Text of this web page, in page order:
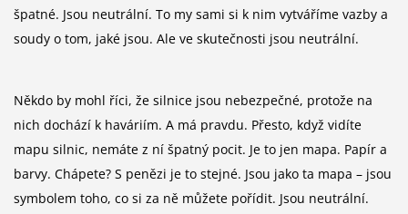
špatné. Jsou neutrální. To my sami si k nim vytváříme vazby a
soudy o tom, jaké jsou. Ale ve skutečnosti jsou neutrální.
Někdo by mohl říci, že silnice jsou nebezpečné, protože na
nich dochází k haváriím. A má pravdu. Přesto, když vidíte
mapu silnic, nemáte z ní špatný pocit. Je to jen mapa. Papír a
barvy. Chápete? S penězi je to stejné. Jsou jako ta mapa – jsou
symbolem toho, co si za ně můžete pořídit. Jsou neutrální.